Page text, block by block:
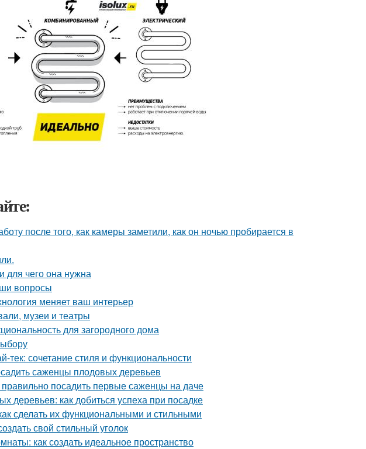
после того, как камеры заметили, как он ночью пробирается в
для чего она нужна
вопросы
меняет ваш интерьер
музеи и театры
для загородного дома
сочетание стиля и функциональности
саженцы плодовых деревьев
посадить первые саженцы на даче
деревьев: как добиться успеха при посадке
сделать их функциональными и стильными
свой стильный уголок
как создать идеальное пространство